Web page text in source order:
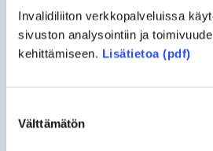
Invalidiliiton verkkopalveluissa
sivuston analysointiin ja
kehittämiseen. Lisätietoa (pdf)
valinta
Välttämätön
lääkäriin. Mutta viikko päänsärkyä
oksentelua saivat jääräpäisen
Kauppisenkin ensin
pakko sulkea pois se vaihtoehto,
onnettomuus olisi aiheuttanut